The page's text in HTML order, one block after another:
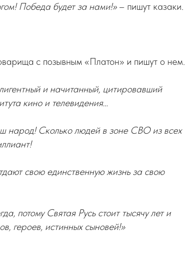
Победа будет за нами!»– пишут казаки.
с позывным «Платон» и пишут о нем.
и начитанный, цитировавший
кино и телевидения…
народ! Сколько людей в зоне СВО из всех
свою единственную жизнь за свою
потому Святая Русь стоит тысячу лет и
героев, истинных сыновей!»